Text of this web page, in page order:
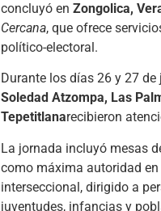
concluyó en Zongolica,
Cercana, que ofrece
político-electoral.
Durante los días 26 y 27
Soledad Atzompa, Las
Tepetitlanarecibieron
La jornada incluyó mesas
como máxima autoridad
interseccional, dirigido a
juventudes, infancias y